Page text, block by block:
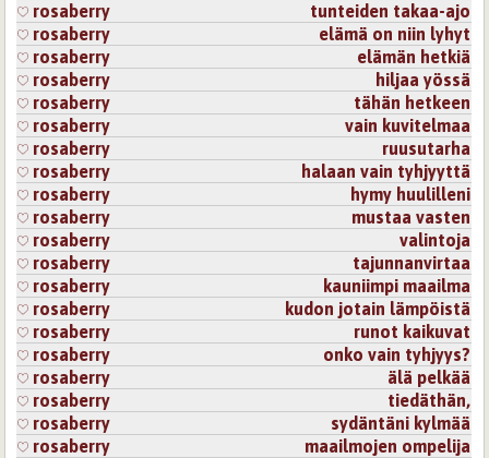
rosaberry
tunteiden takaa-ajo
rosaberry
elämä on niin lyhyt
rosaberry
elämän hetkiä
rosaberry
hiljaa yössä
rosaberry
tähän hetkeen
rosaberry
vain kuvitelmaa
rosaberry
ruusutarha
rosaberry
halaan vain tyhjyyttä
rosaberry
hymy huulilleni
rosaberry
mustaa vasten
rosaberry
valintoja
rosaberry
tajunnanvirtaa
rosaberry
kauniimpi maailma
rosaberry
kudon jotain lämpöistä
rosaberry
runot kaikuvat
rosaberry
onko vain tyhjyys?
rosaberry
älä pelkää
rosaberry
tiedäthän,
rosaberry
sydäntäni kylmää
rosaberry
maailmojen ompelija